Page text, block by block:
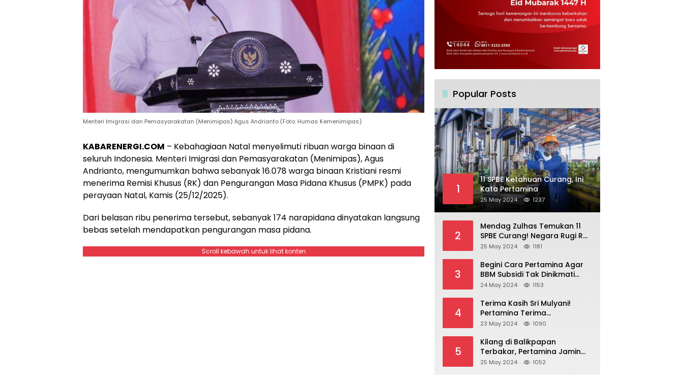
Menteri Imigrasi dan Pemasyarakatan (Menimipas) Agus Andrianto (Foto: Humas Kemenimipas)
KABARENERGI.COM – Kebahagiaan Natal menyelimuti ribuan warga binaan di
seluruh Indonesia. Menteri Imigrasi dan Pemasyarakatan (Menimipas), Agus
Andrianto, mengumumkan bahwa sebanyak 16.078 warga binaan Kristiani resmi
menerima Remisi Khusus (RK) dan Pengurangan Masa Pidana Khusus (PMPK) pada
perayaan Natal, Kamis (25/12/2025).
Dari belasan ribu penerima tersebut, sebanyak 174 narapidana dinyatakan langsung
bebas setelah mendapatkan pengurangan masa pidana.
Scroll kebawah untuk lihat konten
Popular Posts
1
11 SPBE Ketahuan Curang, Ini
Kata Pertamina
25 May 2024 1237
2
Mendag Zulhas Temukan 11
SPBE Curang! Negara Rugi Rp
18,7 Miliar/ Tahun
25 May 2024 1181
3
Begini Cara Pertamina Agar
BBM Subsidi Tak Dinikmati
Orang Kaya!
24 May 2024 1153
4
Terima Kasih Sri Mulyani!
Pertamina Terima
Kompensasi BBM Rp 43,52
23 May 2024 1090
5
Kilang di Balikpapan
Terbakar, Pertamina Jamin
Pasokan BBM Aman
25 May 2024 1052